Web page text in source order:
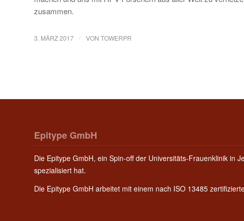
zusammen.
3. MÄRZ 2017 / VON TOWERPR
Epitype GmbH
Die Epitype GmbH, ein Spin-off der Universitäts-Frauenklinik in
spezialisiert hat.
Die Epitype GmbH arbeitet mit einem nach ISO 13485